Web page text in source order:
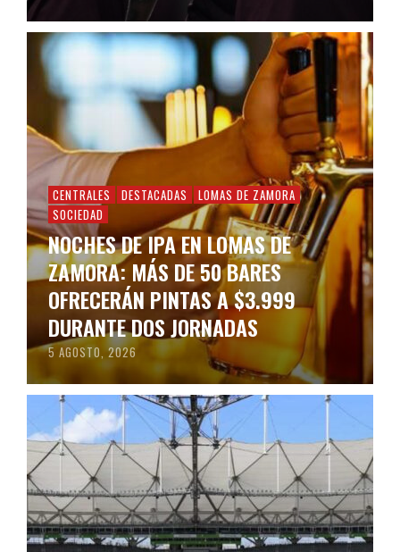
CENTRALES DESTACADAS
LOMAS DE ZAMORA
SOCIEDAD
NOCHES DE IPA EN LOMAS DE
ZAMORA: MÁS DE 50 BARES
OFRECERÁN PINTAS A $3.999
DURANTE DOS JORNADAS
5 AGOSTO, 2026